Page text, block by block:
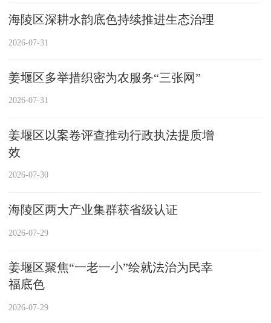
海陵区深耕水韵底色持续推进生态治理
2026-07-31
姜堰区多举措织密为农服务“三张网”
2026-07-31
姜堰区以案卷评查推动行政执法提质增
效
2026-07-30
海陵区两大产业集群获省级认证
2026-07-29
姜堰区聚焦“一老一小”绘就法治为民幸
福底色
2026-07-29